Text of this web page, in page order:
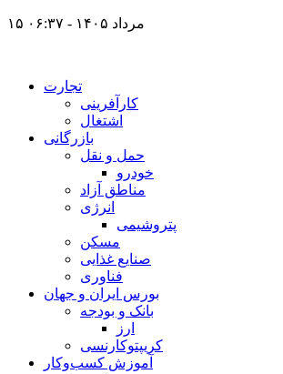
۱۵ مرداد ۱۴۰۵ - ۰۶:۳۷
تجارت
کارآفرینی
اشتغال
بازرگانی
حمل و نقل
خودرو
مناطق آزاد
انرژی
پتروشیمی
مسکن
صنایع غذایی
فناوری
بورس ایران و جهان
بانک و بودجه
ارز
کریپتوکارنسی
آموزش کسب‌وکار